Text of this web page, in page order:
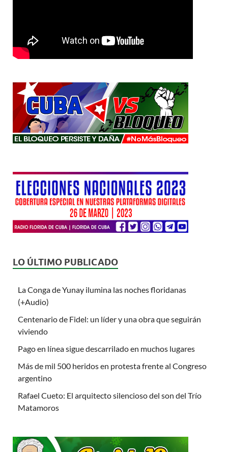
LO ÚLTIMO PUBLICADO
La Conga de Yunay ilumina las noches floridanas
(+Audio)
Centenario de Fidel: un líder y una obra que seguirán
viviendo
Pago en línea sigue descarrilado en muchos lugares
Más de mil 500 heridos en protesta frente al Congreso
argentino
Rafael Cueto: El arquitecto silencioso del son del Trío
Matamoros